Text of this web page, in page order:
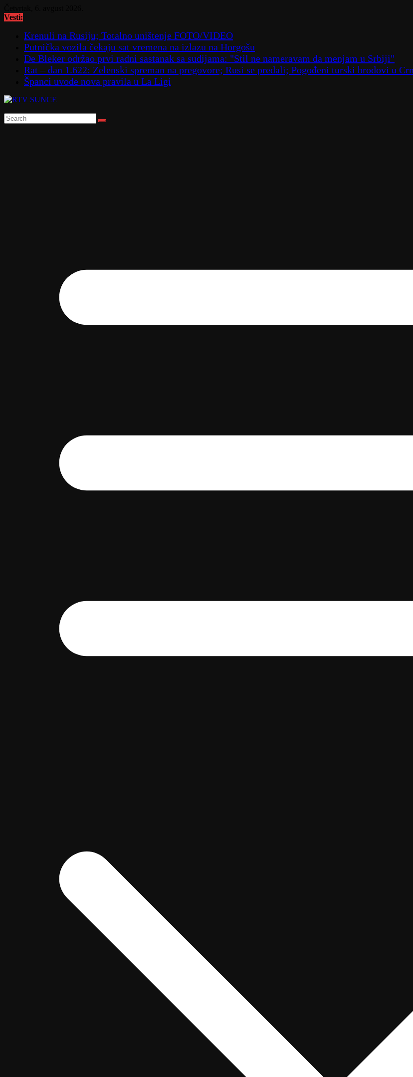
to
Vesti:
Krenuli na Rusiju; Totalno uništenje FOTO/VIDEO
Putnička vozila čekaju sat vremena na izlazu na Horgošu
De Bleker održao prvi radni sastanak sa sudijama: "Stil ne nameravam da menjam u Srbiji"
Rat – dan 1.622: Zelenski spreman na pregovore; Rusi se predali; Pogođeni turski brodovi u
Španci uvode nova pravila u La Ligi